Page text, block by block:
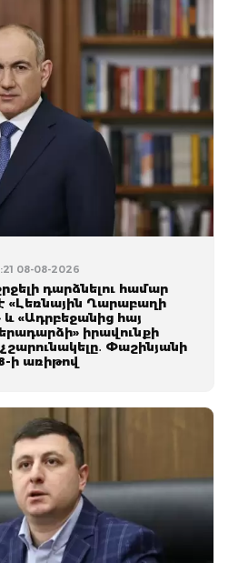
08-08-2026
դարձնելու համար
«Լեռնային Ղարաբաղի
«Ադրբեջանից հայ
իրավունքի
Փաշինյանի
ի առիթով